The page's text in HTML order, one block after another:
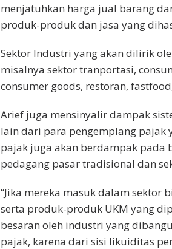
menjatuhkan harga jual barang
produk-produk dan jasa yang
Sektor Industri yang akan dilirik
misalnya sektor tranportasi,
consumer goods, restoran,
Arief juga mensinyalir dampak
lain dari para pengemplang pajak
pajak juga akan berdampak pada
pedagang pasar tradisional dan
“Jika mereka masuk dalam sektor
serta produk-produk UKM yang
besaran oleh industri yang
pajak, karena dari sisi likuiditas